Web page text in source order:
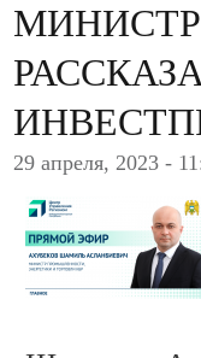
29 апреля, 2023 -